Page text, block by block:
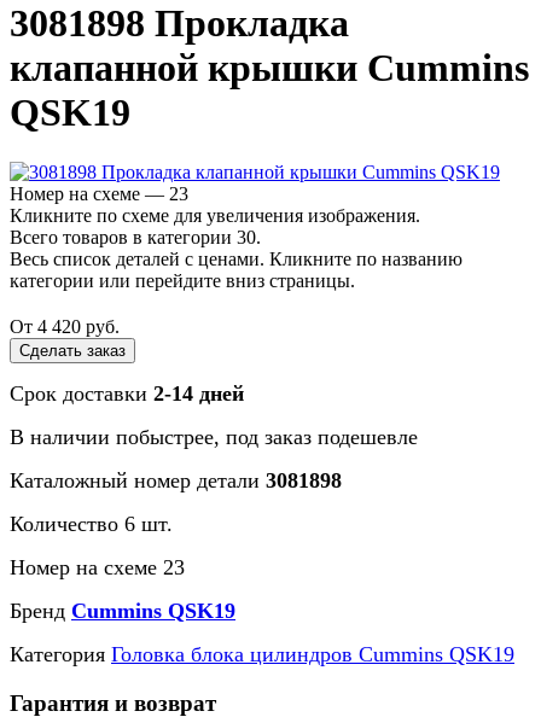
3081898 Прокладка
клапанной крышки Cummins
QSK19
Номер на схеме — 23
Кликните по схеме для увеличения изображения.
Всего товаров в категории 30.
Весь список деталей с ценами. Кликните по названию
категории или перейдите вниз страницы.
От 4 420 руб.
Сделать заказ
Срок доставки 2-14 дней
В наличии побыстрее, под заказ подешевле
Каталожный номер детали 3081898
Количество 6 шт.
Номер на схеме 23
Бренд Cummins QSK19
Категория Головка блока цилиндров Cummins QSK19
Гарантия и возврат